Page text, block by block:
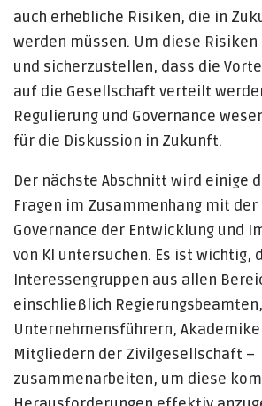
auch erhebliche Risiken, die in
werden müssen. Um diese
und sicherzustellen, dass die
auf die Gesellschaft verteilt
Regulierung und Governance
für die Diskussion in Zukunft.
Der nächste Abschnitt wird einige
Fragen im Zusammenhang mit der
Governance der Entwicklung und
von KI untersuchen. Es ist wichtig,
Interessengruppen aus allen
einschließlich Regierungsbeamten,
Unternehmensführern,
Mitgliedern der Zivilgesellschaft –
zusammenarbeiten, um diese